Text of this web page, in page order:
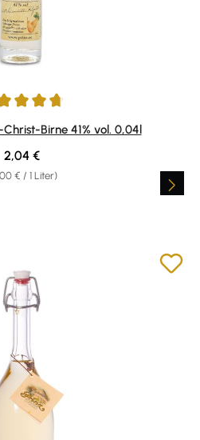
von 4.75 von 5 Sternen
Birne 41% vol. 0,04l
€ / 1 Liter)
Regulärer Preis:
2,04 €